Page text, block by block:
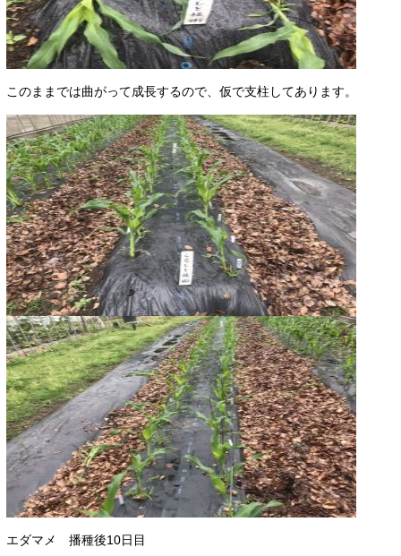
このままでは曲がって成長するので、仮で支柱してあります。
エダマメ 播種後10日目